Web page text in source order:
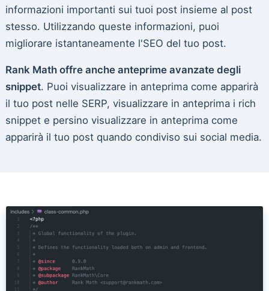
informazioni importanti sui tuoi post insieme al post
stesso. Utilizzando queste informazioni, puoi
migliorare istantaneamente l'SEO del tuo post.
Rank Math offre anche anteprime avanzate degli
snippet. Puoi visualizzare in anteprima come apparirà
il tuo post nelle SERP, visualizzare in anteprima i rich
snippet e persino visualizzare in anteprima come
apparirà il tuo post quando condiviso sui social media.